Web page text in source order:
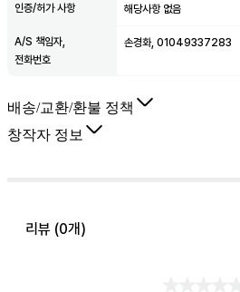
인증/허가 사항 해당사항 없음
A/S 책임자,
전화번호
손경화, 01049337283
배송/교환/환불 정책
창작자 정보
리뷰 (0개)